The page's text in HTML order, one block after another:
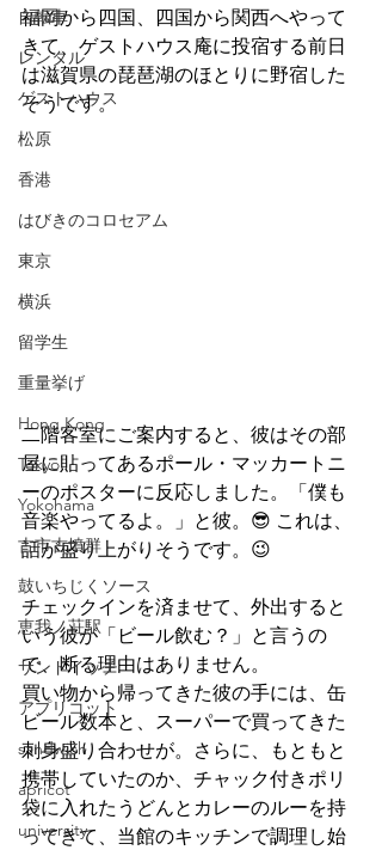
自転車
レンタル
ゲストハウス
松原
香港
はびきのコロセアム
東京
横浜
留学生
重量挙げ
Hong Kong
Tokyo
Yokohama
古市古墳群
鼓いちじくソース
恵我ノ荘駅
サンドイッチ
アプリコット
sandwich
apricot
university
福岡から四国、四国から関西へやって
きて、ゲストハウス庵に投宿する前日
は滋賀県の琵琶湖のほとりに野宿した
そうです。
二階客室にご案内すると、彼はその部
屋に貼ってあるポール・マッカートニ
ーのポスターに反応しました。「僕も
音楽やってるよ。」と彼。😎 これは、
話が盛り上がりそうです。😉
チェックインを済ませて、外出すると
いう彼が「ビール飲む？」と言うの
で、断る理由はありません。
買い物から帰ってきた彼の手には、缶
ビール数本と、スーパーで買ってきた
刺身盛り合わせが。さらに、もともと
携帯していたのか、チャック付きポリ
袋に入れたうどんとカレーのルーを持
ってきて、当館のキッチンで調理し始